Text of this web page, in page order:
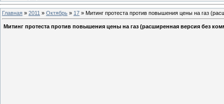
Главная » 2011 » Октябрь » 17 » Митинг протеста против повышения цены на газ
Митинг протеста против повышения цены на газ (расширенная версия без